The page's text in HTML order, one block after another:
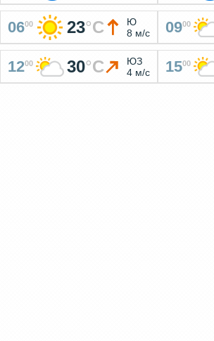
0600 23°C
Ю
8 м/с
0900
1200 30°C
ЮЗ
4 м/с
1500